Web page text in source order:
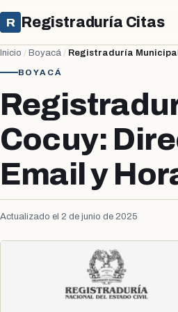
R Registraduría Citas
Inicio / Boyacá / Registraduría
BOYACÁ
Cocuy:
Email y
Actualizado el 2 de junio de 2025